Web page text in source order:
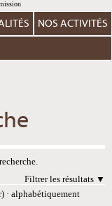
NOS ACTIVITÉS
Filtrer les résultats
· alphabétiquement